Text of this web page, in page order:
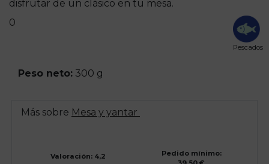
disfrutar de un clásico en tu mesa.
0
Pescados
Peso neto: 300 g
Más sobre Mesa y yantar
Valoración: 4,2
Pedido mínimo: